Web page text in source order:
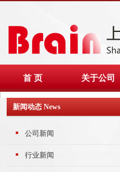
首 页 关于公司
新闻动态 News
公司新闻
行业新闻